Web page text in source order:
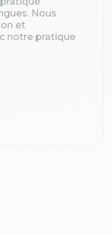
Nous
et
notre pratique